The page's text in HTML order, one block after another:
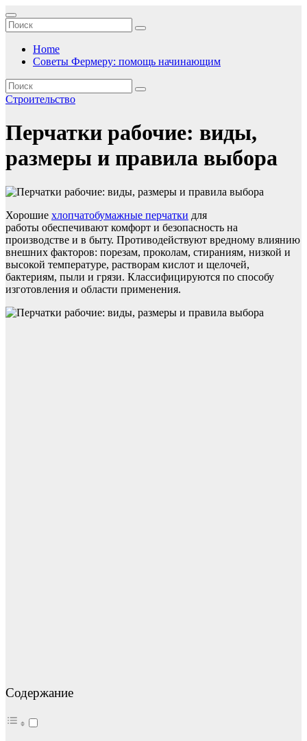
Перейти
к
содержимому
Home
Советы Фермеру: помощь начинающим
Строительство
Перчатки рабочие: виды,
размеры и правила выбора
Хорошие хлопчатобумажные перчатки для
работы обеспечивают комфорт и безопасность на
производстве и в быту. Противодействуют вредному влиянию
внешних факторов: порезам, проколам, стираниям, низкой и
высокой температуре, растворам кислот и щелочей,
бактериям, пыли и грязи. Классифицируются по способу
изготовления и области применения.
Содержание